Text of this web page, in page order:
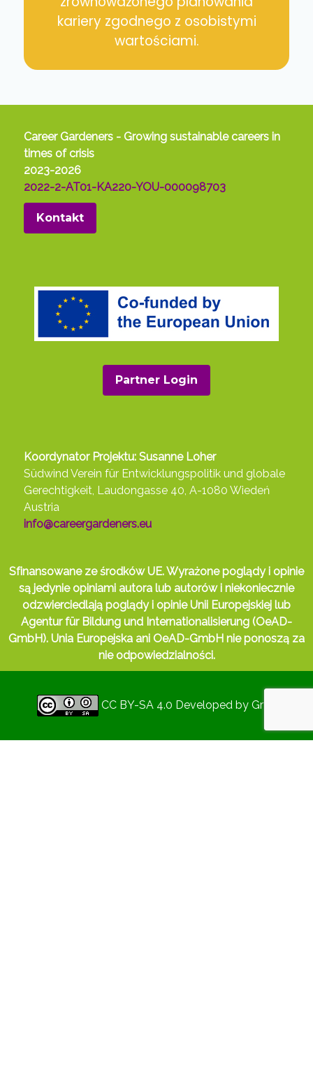
kariery zgodnego z osobistymi
wartościami.
Career Gardeners - Growing sustainable careers in
times of crisis
2023-2026
2022-2-AT01-KA220-YOU-000098703
Kontakt
Partner Login
Koordynator Projektu: Susanne Loher
Südwind Verein für Entwicklungspolitik und globale
Gerechtigkeit, Laudongasse 40, A-1080 Wiedeń
Austria
info@careergardeners.eu
Sfinansowane ze środków UE. Wyrażone poglądy i opinie
są jedynie opiniami autora lub autorów i niekoniecznie
odzwierciedlają poglądy i opinie Unii Europejskiej lub
Agentur für Bildung und Internationalisierung (OeAD-
GmbH). Unia Europejska ani OeAD-GmbH nie ponoszą za
nie odpowiedzialności.
CC BY-SA 4.0 Developed by Gryd